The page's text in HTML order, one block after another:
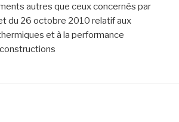
autres que ceux concernés par
du 26 octobre 2010 relatif aux
et à la performance